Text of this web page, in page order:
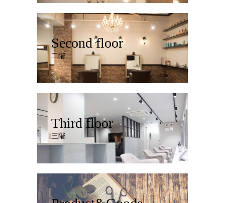
Second floor
二階
Third floor
三階